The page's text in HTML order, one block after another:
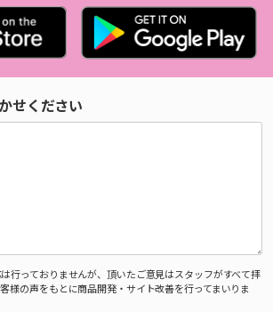
せください
行っておりませんが、頂いたご意見はスタッフがすべて拝
様の声をもとに商品開発・サイト改善を行ってまいりま